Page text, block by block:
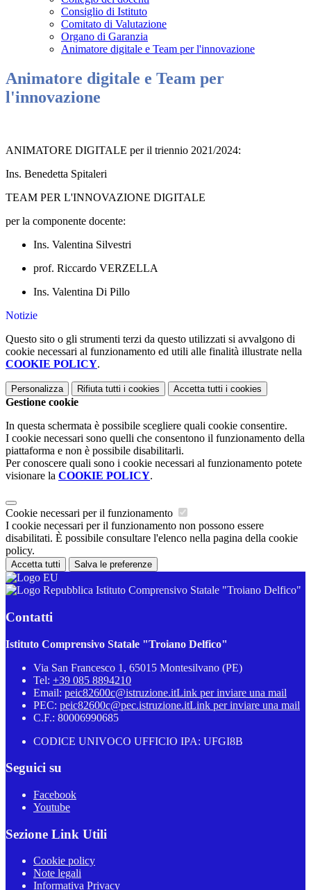
Consiglio di Istituto
Comitato di Valutazione
Organo di Garanzia
Animatore digitale e Team per l'innovazione
Animatore digitale e Team per
l'innovazione
ANIMATORE DIGITALE per il triennio 2021/2024:
Ins. Benedetta Spitaleri
TEAM PER L'INNOVAZIONE DIGITALE
per la componente docente:
Ins. Valentina Silvestri
prof. Riccardo VERZELLA
Ins. Valentina Di Pillo
Notizie
Questo sito o gli strumenti terzi da questo utilizzati si avvalgono di
cookie necessari al funzionamento ed utili alle finalità illustrate nella
COOKIE POLICY.
Personalizza Rifiuta tutti i cookies Accetta tutti i cookies
Gestione cookie
In questa schermata è possibile scegliere quali cookie consentire.
I cookie necessari sono quelli che consentono il funzionamento della
piattaforma e non è possibile disabilitarli.
Per conoscere quali sono i cookie necessari al funzionamento potete
visionare la COOKIE POLICY.
Cookie necessari per il funzionamento
I cookie necessari per il funzionamento non possono essere
disabilitati. È possibile consultare l'elenco nella pagina della cookie
policy.
Accetta tutti Salva le preferenze
Istituto Comprensivo Statale "Troiano Delfico"
Contatti
Istituto Comprensivo Statale "Troiano Delfico"
Via San Francesco 1, 65015 Montesilvano (PE)
Tel: +39 085 8894210
Email: peic82600c@istruzione.itLink per inviare una mail
PEC: peic82600c@pec.istruzione.itLink per inviare una mail
C.F.: 80006990685
CODICE UNIVOCO UFFICIO IPA: UFGI8B
Seguici su
Facebook
Youtube
Sezione Link Utili
Cookie policy
Note legali
Informativa Privacy